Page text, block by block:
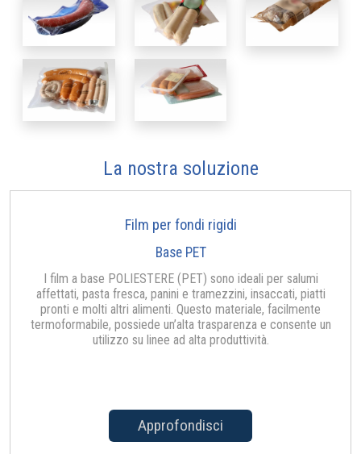
La nostra soluzione
Film per fondi rigidi
Base PET
I film a base POLIESTERE (PET) sono ideali per salumi
affettati, pasta fresca, panini e tramezzini, insaccati, piatti
pronti e molti altri alimenti. Questo materiale, facilmente
termoformabile, possiede un’alta trasparenza e consente un
utilizzo su linee ad alta produttività.
Approfondisci